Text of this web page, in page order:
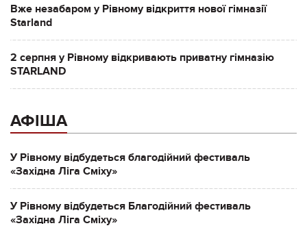
Вже незабаром у Рівному відкриття нової гімназії
Starland
2 серпня у Рівному відкривають приватну гімназію
STARLAND
АФІША
У Рівному відбудеться благодійний фестиваль
«Західна Ліга Сміху»
У Рівному відбудеться Благодійний фестиваль
«Західна Ліга Сміху»